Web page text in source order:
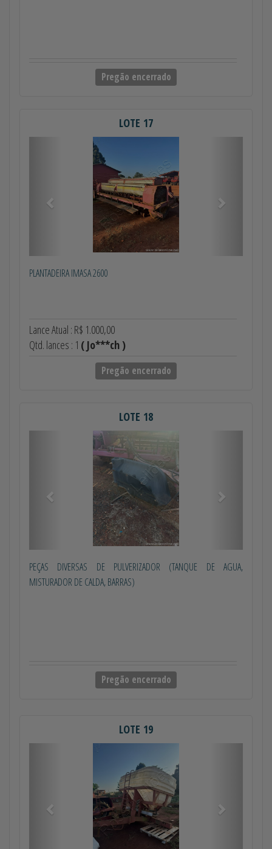
Pregão encerrado
LOTE 17
PLANTADEIRA IMASA 2600
Lance Atual : R$ 1.000,00
Qtd. lances : 1 ( Jo***ch )
Pregão encerrado
LOTE 18
PEÇAS DIVERSAS DE PULVERIZADOR (TANQUE DE AGUA,
MISTURADOR DE CALDA, BARRAS)
Pregão encerrado
LOTE 19